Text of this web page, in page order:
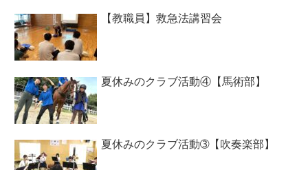
【教職員】救急法講習会
夏休みのクラブ活動④【馬術部】
夏休みのクラブ活動➂【吹奏楽部】